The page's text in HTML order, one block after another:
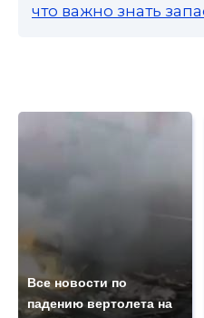
что важно знать
Все новости по
падению вертолета на